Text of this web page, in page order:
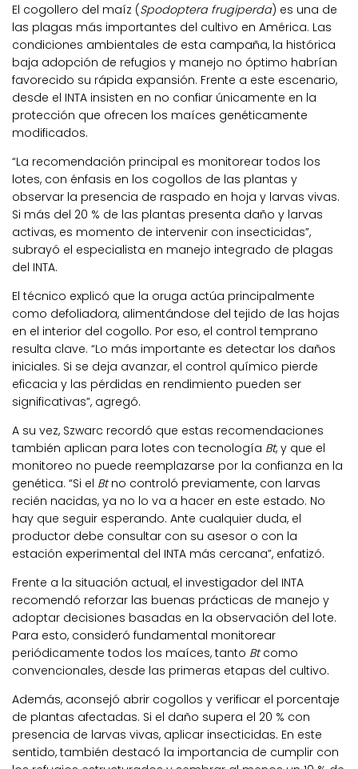
El cogollero del maíz (Spodoptera frugiperda) es una de
las plagas más importantes del cultivo en América. Las
condiciones ambientales de esta campaña, la histórica
baja adopción de refugios y manejo no óptimo habrían
favorecido su rápida expansión. Frente a este escenario,
desde el INTA insisten en no confiar únicamente en la
protección que ofrecen los maíces genéticamente
modificados.
“La recomendación principal es monitorear todos los
lotes, con énfasis en los cogollos de las plantas y
observar la presencia de raspado en hoja y larvas vivas.
Si más del 20 % de las plantas presenta daño y larvas
activas, es momento de intervenir con insecticidas”,
subrayó el especialista en manejo integrado de plagas
del INTA.
El técnico explicó que la oruga actúa principalmente
como defoliadora, alimentándose del tejido de las hojas
en el interior del cogollo. Por eso, el control temprano
resulta clave. “Lo más importante es detectar los daños
iniciales. Si se deja avanzar, el control químico pierde
eficacia y las pérdidas en rendimiento pueden ser
significativas”, agregó.
A su vez, Szwarc recordó que estas recomendaciones
también aplican para lotes con tecnología Bt, y que el
monitoreo no puede reemplazarse por la confianza en la
genética. “Si el Btno controló previamente, con larvas
recién nacidas, ya no lo va a hacer en este estado. No
hay que seguir esperando. Ante cualquier duda, el
productor debe consultar con su asesor o con la
estación experimental del INTA más cercana”, enfatizó.
Frente a la situación actual, el investigador del INTA
recomendó reforzar las buenas prácticas de manejo y
adoptar decisiones basadas en la observación del lote.
Para esto, consideró fundamental monitorear
periódicamente todos los maíces, tanto Btcomo
convencionales, desde las primeras etapas del cultivo.
Además, aconsejó abrir cogollos y verificar el porcentaje
de plantas afectadas. Si el daño supera el 20 % con
presencia de larvas vivas, aplicar insecticidas. En este
sentido, también destacó la importancia de cumplir con